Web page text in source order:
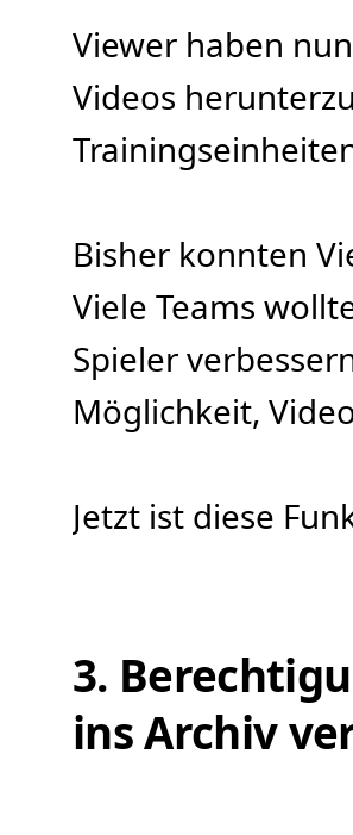
Viewer haben
Videos
Bisher konnten
Viele Teams
Spieler
Möglichkeit,
Jetzt ist diese
3.
ins Archiv